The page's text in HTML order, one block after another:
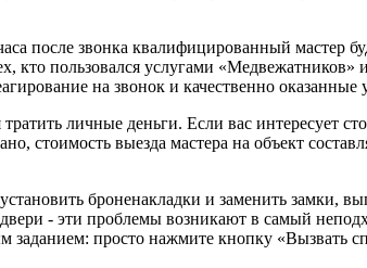
после звонка квалифицированный мастер
кто пользовался услугами
на звонок и качественно оказанные
личные деньги. Если вас интересует
стоимость выезда мастера на объект
броненакладки и заменить замки,
- эти проблемы возникают в самый
просто нажмите кнопку «Вызвать